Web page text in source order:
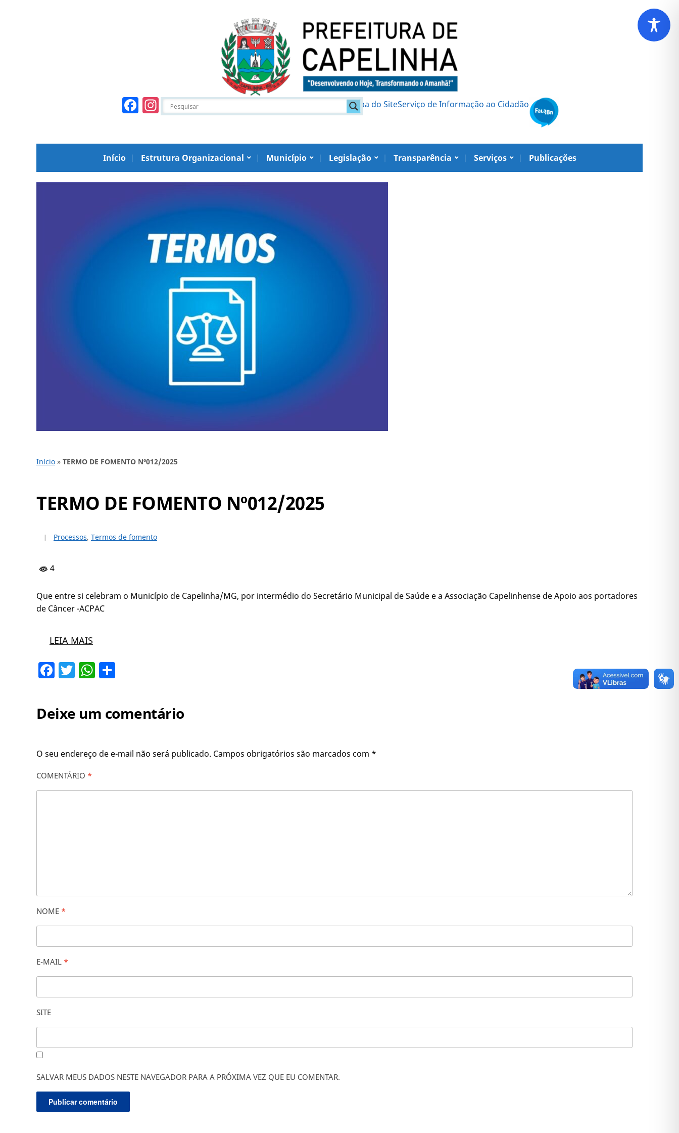
Facebook
Instagram Mapa do SiteServiço de Informação ao Cidadão
Início Estrutura Organizacional Município Legislação Transparência Serviços Publicações
Início » TERMO DE FOMENTO Nº012/2025
TERMO DE FOMENTO Nº012/2025
Processos, Termos de fomento
4
Que entre si celebram o Município de Capelinha/MG, por intermédio do Secretário Municipal de Saúde e a Associação Capelinhense de Apoio aos portadores
de Câncer -ACPAC
LEIA MAIS
Facebook
TwitterWhatsApp
Deixe um comentário
O seu endereço de e-mail não será publicado. Campos obrigatórios são marcados com *
COMENTÁRIO *
NOME *
E-MAIL *
SITE
SALVAR MEUS DADOS NESTE NAVEGADOR PARA A PRÓXIMA VEZ QUE EU COMENTAR.